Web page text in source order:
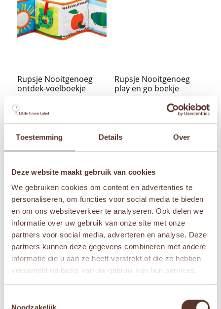
Toestemming Details Over
Deze website maakt gebruik van cookies
We gebruiken cookies om content en advertenties te
personaliseren, om functies voor social media te bieden
en om ons websiteverkeer te analyseren. Ook delen we
informatie over uw gebruik van onze site met onze
partners voor social media, adverteren en analyse. Deze
partners kunnen deze gegevens combineren met andere
informatie die u aan ze heeft verstrekt of die ze hebben
verzameld op basis van uw gebruik van hun services.
Noodzakelijk
Rupsje Nooitgenoeg
ontdek-voelboekje
prijs
was:
€ 17,95.
is:

Rupsje Nooitgenoeg
play en go boekje
Oorspronkelijke
was:
Huidige
prijs
is:
€ 9,95.

Rupsje Nooitgenoeg 42
cm
€21,95
